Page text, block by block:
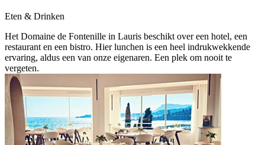
Eten & Drinken
Het Domaine de Fontenille in Lauris beschikt over een hotel, een
restaurant en een bistro. Hier lunchen is een heel indrukwekkende
ervaring, aldus een van onze eigenaren. Een plek om nooit te
vergeten.